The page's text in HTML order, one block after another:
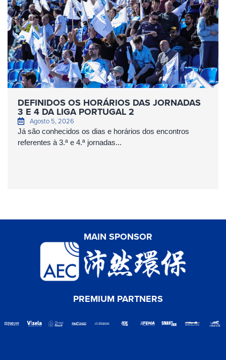
DEFINIDOS OS HORÁRIOS DAS JORNADAS
3 E 4 DA LIGA PORTUGAL 2
Agosto 5, 2026
Já são conhecidos os dias e horários dos encontros
referentes à 3.ª e 4.ª jornadas...
MAIN SPONSOR
PREMIUM PARTNERS